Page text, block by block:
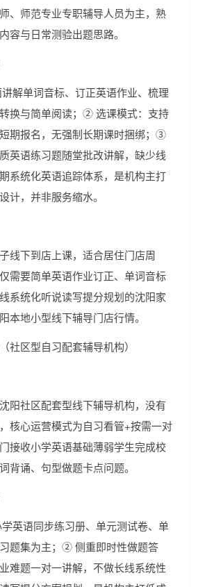
、师范专业专职辅导人员为主，熟
容与日常测验出题思路。
解单词音标、订正英语作业、梳理
换与简单阅读；② 选课模式：支持
期报名，无强制长期课时捆绑；③
英语练习题随堂批改讲解，缺少线
系统化英语追踪体系，是机构主打
计，并非服务缩水。
线下到店上课，适合居住门店周
需要简单英语作业订正、单词音标
系统化听说读写提分规划的沈阳家
本地小型线下辅导门店行情。
社区型自习配套辅导机构）
阳社区配套型线下辅导机构，没有
核心运营模式为自习看管+按需一对
接收小学英语基础薄弱学生完成校
背诵、句型做题卡点问题。
英语同步练习册、单元测试卷、单
题集为主；② 侧重即时性做题答
难题一对一讲解，不做长线系统性